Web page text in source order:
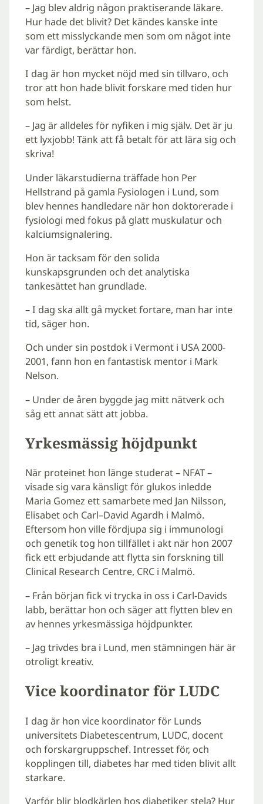
– Jag blev aldrig någon praktiserande läkare.
Hur hade det blivit? Det kändes kanske inte
som ett misslyckande men som om något inte
var färdigt, berättar hon.
I dag är hon mycket nöjd med sin tillvaro, och
tror att hon hade blivit forskare med tiden hur
som helst.
– Jag är alldeles för nyfiken i mig själv. Det är ju
ett lyxjobb! Tänk att få betalt för att lära sig och
skriva!
Under läkarstudierna träffade hon Per
Hellstrand på gamla Fysiologen i Lund, som
blev hennes handledare när hon doktorerade i
fysiologi med fokus på glatt muskulatur och
kalciumsignalering.
Hon är tacksam för den solida
kunskapsgrunden och det analytiska
tankesättet han grundlade.
– I dag ska allt gå mycket fortare, man har inte
tid, säger hon.
Och under sin postdok i Vermont i USA 2000-
2001, fann hon en fantastisk mentor i Mark
Nelson.
– Under de åren byggde jag mitt nätverk och
såg ett annat sätt att jobba.
Yrkesmässig höjdpunkt
När proteinet hon länge studerat – NFAT –
visade sig vara känsligt för glukos inledde
Maria Gomez ett samarbete med Jan Nilsson,
Elisabet och Carl–David Agardh i Malmö.
Eftersom hon ville fördjupa sig i immunologi
och genetik tog hon tillfället i akt när hon 2007
fick ett erbjudande att flytta sin forskning till
Clinical Research Centre, CRC i Malmö.
– Från början fick vi trycka in oss i Carl-Davids
labb, berättar hon och säger att flytten blev en
av hennes yrkesmässiga höjdpunkter.
– Jag trivdes bra i Lund, men stämningen här är
otroligt kreativ.
Vice koordinator för LUDC
I dag är hon vice koordinator för Lunds
universitets Diabetescentrum, LUDC, docent
och forskargruppschef. Intresset för, och
kopplingen till, diabetes har med tiden blivit allt
starkare.
Varför blir blodkärlen hos diabetiker stela? Hur